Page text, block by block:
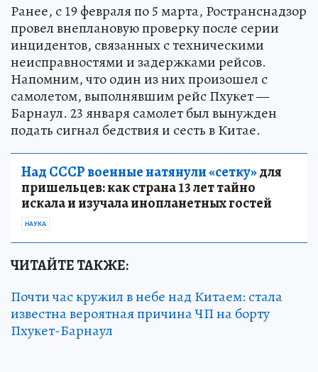
Ранее, с 19 февраля по 5 марта, Ространснадзор
провел внеплановую проверку после серии
инцидентов, связанных с техническими
неисправностями и задержками рейсов.
Напомним, что один из них произошел с
самолетом, выполнявшим рейс Пхукет —
Барнаул. 23 января самолет был вынужден
подать сигнал бедствия и сесть в Китае.
Над СССР военные натянули «сетку»для
пришельцев: как страна 13 лет тайно
искала и изучала инопланетных гостей
НАУКА
ЧИТАЙТЕ ТАКЖЕ:
Почти час кружил в небе над Китаем: стала
известна вероятная причина ЧП на борту
Пхукет-Барнаул